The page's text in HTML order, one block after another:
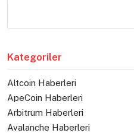
Kategoriler
Altcoin Haberleri
ApeCoin Haberleri
Arbitrum Haberleri
Avalanche Haberleri